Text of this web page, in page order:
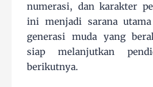
numerasi, dan karakter
ini menjadi sarana
generasi muda yang
siap melanjutkan
berikutnya.